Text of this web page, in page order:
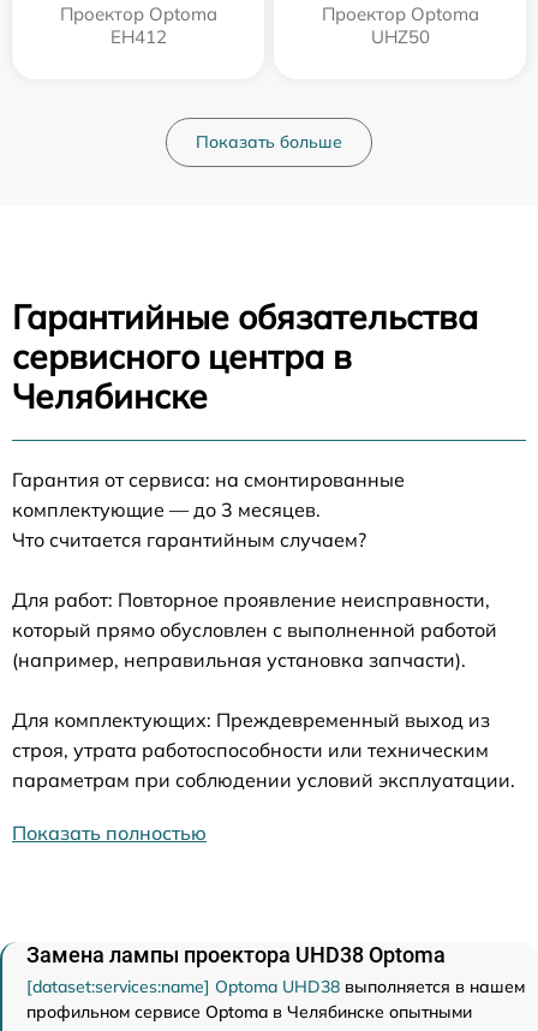
Проектор Optoma
EH412
Проектор Optoma
UHZ50
Показать больше
Гарантийные обязательства
сервисного центра в
Челябинске
Гарантия от сервиса: на смонтированные
комплектующие — до 3 месяцев.
Что считается гарантийным случаем?
Для работ: Повторное проявление неисправности,
который прямо обусловлен с выполненной работой
(например, неправильная установка запчасти).
Для комплектующих: Преждевременный выход из
строя, утрата работоспособности или техническим
параметрам при соблюдении условий эксплуатации.
Показать полностью
Замена лампы проектора UHD38 Optoma
[dataset:services:name] Optoma UHD38 выполняется в нашем
профильном сервисе Optoma в Челябинске опытными